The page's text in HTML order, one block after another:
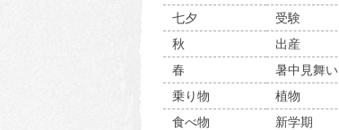
七夕
受験
秋
出産
春
暑中見舞い
乗り物
植物
食べ物
新学期